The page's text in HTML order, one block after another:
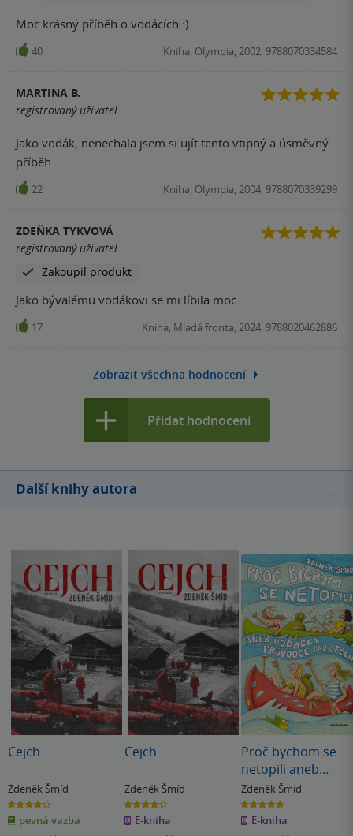
Moc krásný příběh o vodácích :)
40 Kniha, Olympia, 2002, 9788070334584
MARTINA B.
registrovaný uživatel
Jako vodák, nenechala jsem si ujít tento vtipný a úsměvný
příběh
22 Kniha, Olympia, 2004, 9788070339299
ZDEŇKA TYKVOVÁ
registrovaný uživatel
Zakoupil produkt
Jako bývalému vodákovi se mi líbila moc.
17 Kniha, Mladá fronta, 2024, 9788020462886
Zobrazit všechna hodnocení
Přidat hodnocení
Další knihy autora
Cejch
Zdeněk Šmíd
4.3
z
5
hvězdiček
pevná vazba
Cejch
Zdeněk Šmíd
4.3
z
5
hvězdiček
E-kniha
Proč bychom se
netopili aneb
Vodácký průvodce
pro Ofélii
Zdeněk Šmíd
5.0
z
5
hvězdiček
E-kniha